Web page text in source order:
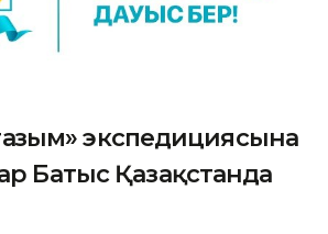
экспедициясына
Батыс Қазақстанда